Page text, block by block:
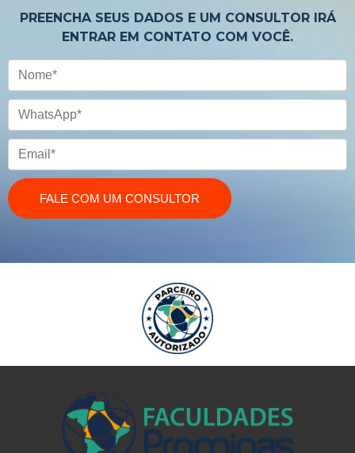
PREENCHA SEUS DADOS E UM CONSULTOR IRÁ
ENTRAR EM CONTATO COM VOCÊ.
Nome
WhatsApp
Email
FALE COM UM CONSULTOR